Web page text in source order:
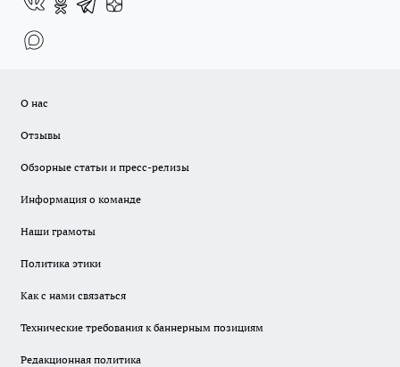
О нас
Отзывы
Обзорные статьи и пресс-релизы
Информация о команде
Наши грамоты
Политика этики
Как с нами связаться
Технические требования к баннерным позициям
Редакционная политика